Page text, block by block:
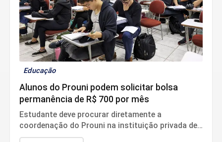
Educação
Alunos do Prouni podem solicitar bolsa
permanência de R$ 700 por mês
Estudante deve procurar diretamente a
coordenação do Prouni na instituição privada de
ensino superior onde estuda para verificar a